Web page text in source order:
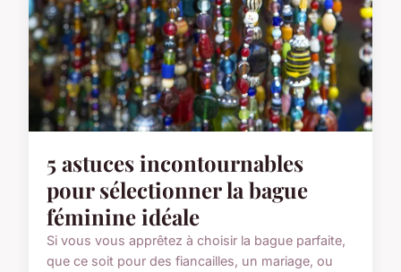
5 astuces incontournables
pour sélectionner la bague
féminine idéale
Si vous vous apprêtez à choisir la bague parfaite,
que ce soit pour des fiancailles, un mariage, ou